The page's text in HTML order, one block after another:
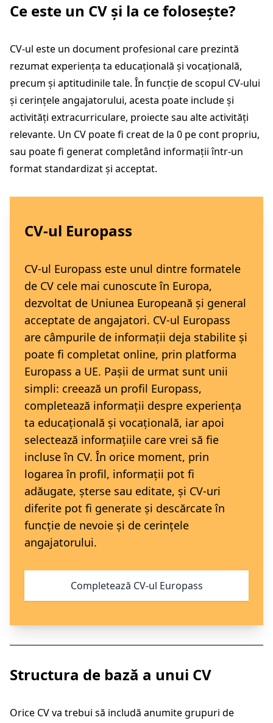
Ce este un CV și la ce folosește?
CV-ul este un document profesional care prezintă
rezumat experiența ta educațională și vocațională,
precum și aptitudinile tale. În funcție de scopul CV-ului
și cerințele angajatorului, acesta poate include și
activități extracurriculare, proiecte sau alte activități
relevante. Un CV poate fi creat de la 0 pe cont propriu,
sau poate fi generat completând informații într-un
format standardizat și acceptat.
CV-ul Europass
CV-ul Europass este unul dintre formatele
de CV cele mai cunoscute în Europa,
dezvoltat de Uniunea Europeană și general
acceptate de angajatori. CV-ul Europass
are câmpurile de informații deja stabilite și
poate fi completat online, prin platforma
Europass a UE. Pașii de urmat sunt unii
simpli: creează un profil Europass,
completează informații despre experiența
ta educațională și vocațională, iar apoi
selectează informațiile care vrei să fie
incluse în CV. În orice moment, prin
logarea în profil, informații pot fi
adăugate, șterse sau editate, și CV-uri
diferite pot fi generate și descărcate în
funcție de nevoie și de cerințele
angajatorului.
Completează CV-ul Europass
Structura de bază a unui CV
Orice CV va trebui să includă anumite grupuri de